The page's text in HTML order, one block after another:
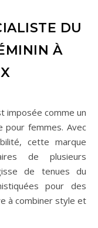
DU
À
pour femmes. Avec
cette marque
de plusieurs
de tenues du
pour des
à combiner style et